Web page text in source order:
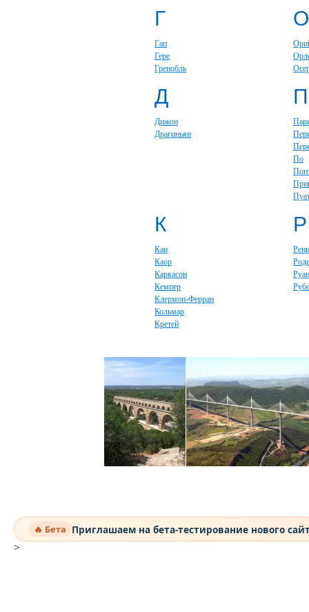
Г
Гап
Гере
Гренобль
О
Д
Дижон
Драгиньян
П
По
К
Кан
Каор
Каркасон
Кемпер
Клермон-Ферран
Кольмар
Кретей
Р
Ренн
Руан
Рубе
🔥 Бета Приглашаем на бета-тестирование нового
>